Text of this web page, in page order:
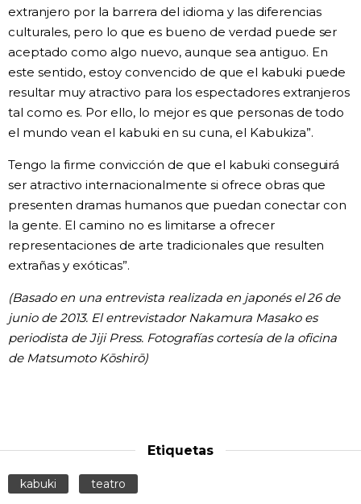
extranjero por la barrera del idioma y las diferencias
culturales, pero lo que es bueno de verdad puede ser
aceptado como algo nuevo, aunque sea antiguo. En
este sentido, estoy convencido de que el kabuki puede
resultar muy atractivo para los espectadores extranjeros
tal como es. Por ello, lo mejor es que personas de todo
el mundo vean el kabuki en su cuna, el Kabukiza”.
Tengo la firme convicción de que el kabuki conseguirá
ser atractivo internacionalmente si ofrece obras que
presenten dramas humanos que puedan conectar con
la gente. El camino no es limitarse a ofrecer
representaciones de arte tradicionales que resulten
extrañas y exóticas”.
(Basado en una entrevista realizada en japonés el 26 de
junio de 2013. El entrevistador Nakamura Masako es
periodista de Jiji Press. Fotografías cortesía de la oficina
de Matsumoto Kōshirō)
Etiquetas
kabuki teatro